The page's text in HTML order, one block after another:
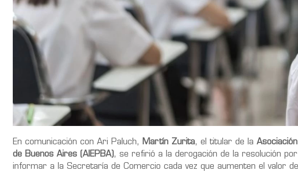
En comunicación con Ari Paluch, Martín Zurita, el titular de la
de Buenos Aires (AIEPBA), se refirió a la derogación de la resolución
informar a la Secretaría de Comercio cada vez que aumenten el valor